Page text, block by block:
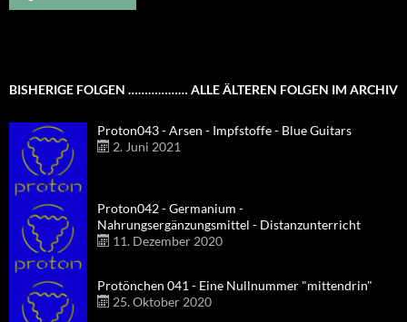
BISHERIGE FOLGEN ……………… ALLE ÄLTEREN FOLGEN IM ARCHIV
Proton043 - Arsen - Impfstoffe - Blue Guitars
2. Juni 2021
Proton042 - Germanium -
Nahrungsergänzungsmittel - Distanzunterricht
11. Dezember 2020
Protönchen 041 - Eine Nullnummer "mittendrin"
25. Oktober 2020